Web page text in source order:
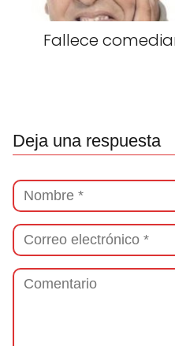
Fallece
Deja una respuesta